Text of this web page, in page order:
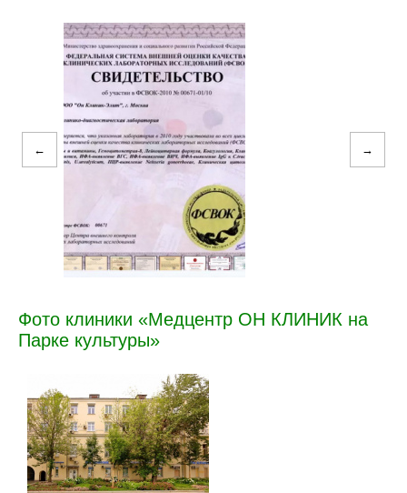
← →
Фото клиники «Медцентр ОН КЛИНИК на
Парке культуры»